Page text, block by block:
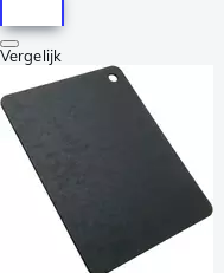
Vergelijk